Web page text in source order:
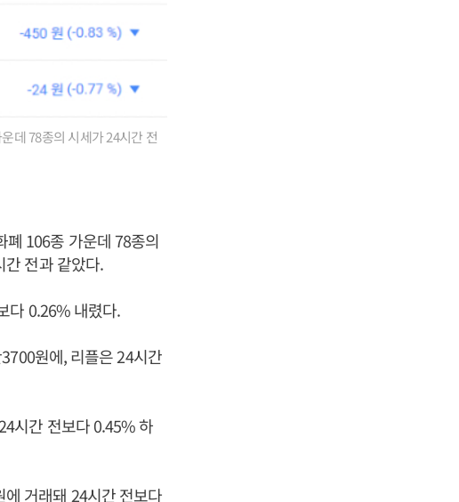
데 78종의 시세가 24시간 전
106종 가운데 78종의
전과 같았다.
다 0.26% 내렸다.
원에, 리플은 24시간
시간 전보다 0.45% 하
거래돼 24시간 전보다